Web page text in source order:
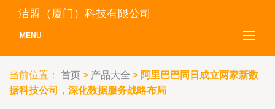
洁盟（厦门）科技有限公司
MENU
当前位置： 首页 > 产品大全 > 阿里巴巴同日成立两家新数
据科技公司，深化数据服务战略布局